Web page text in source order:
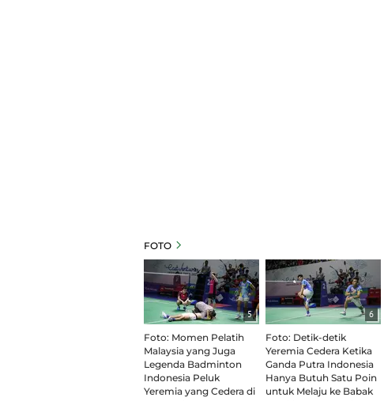
FOTO
5
Foto: Momen Pelatih
Malaysia yang Juga
Legenda Badminton
Indonesia Peluk
Yeremia yang Cedera di
6
Foto: Detik-detik
Yeremia Cedera Ketika
Ganda Putra Indonesia
Hanya Butuh Satu Poin
untuk Melaju ke Babak